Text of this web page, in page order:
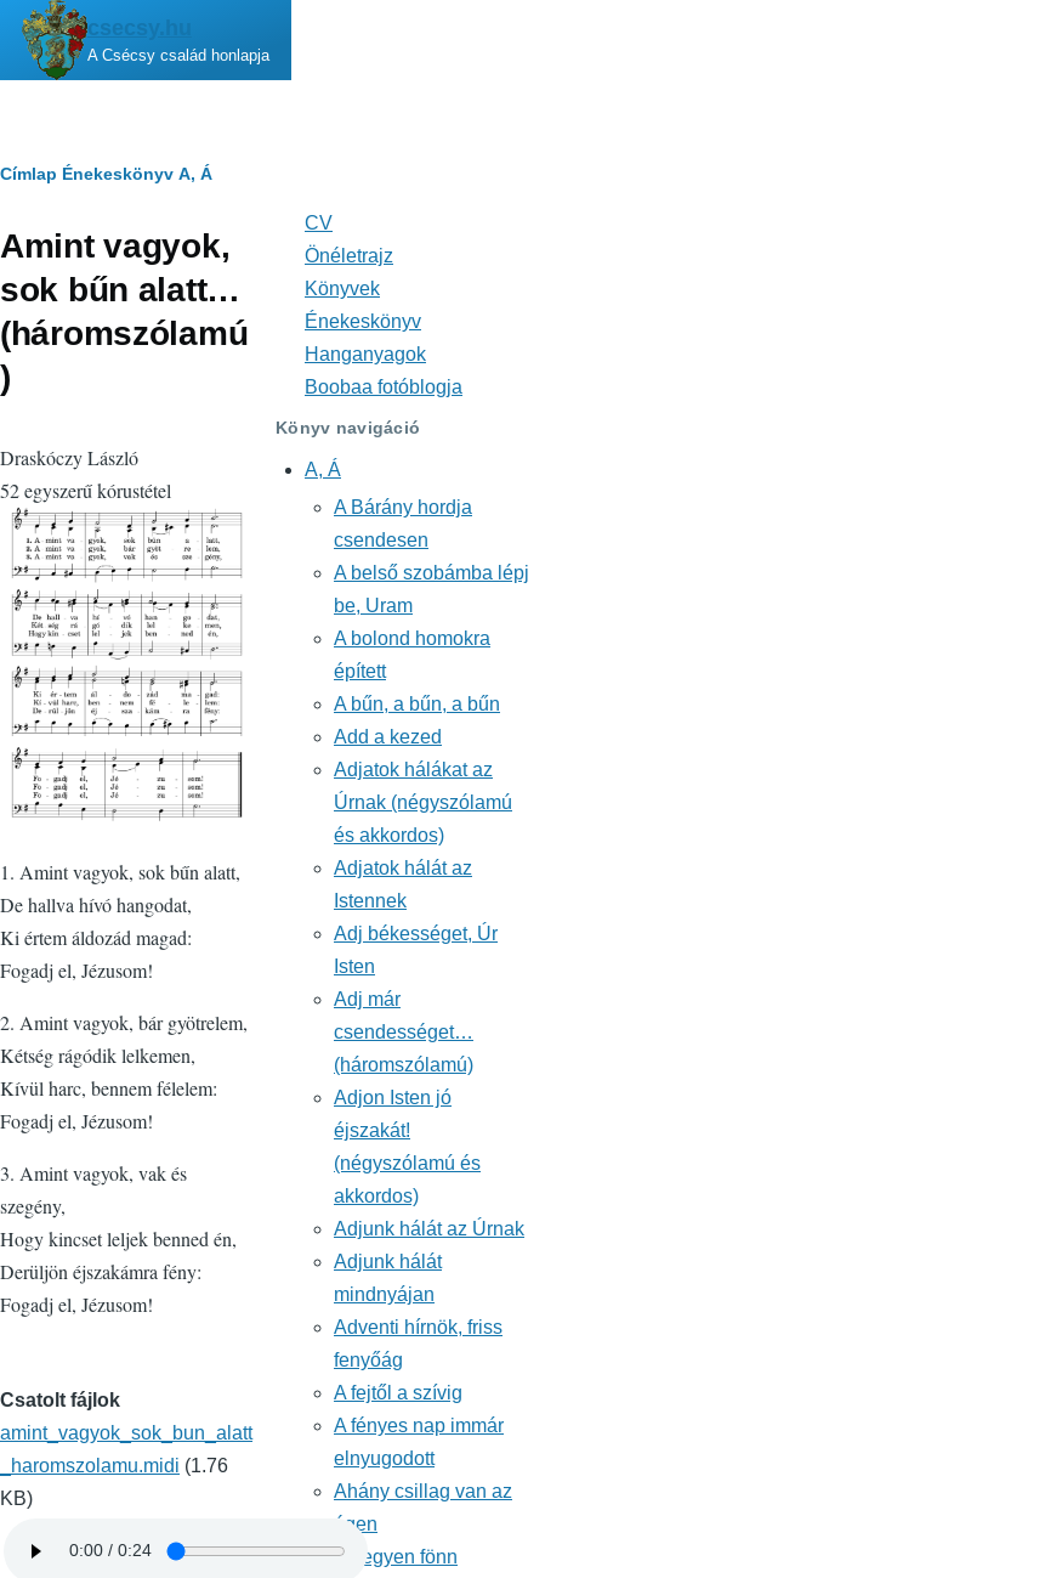
Ugrás a tartalomra
csecsy.hu
A Csécsy család honlapja
Morzsa
Címlap Énekeskönyv A, Á
Amint vagyok,
sok bűn alatt…
(háromszólamú
)
Draskóczy László
52 egyszerű kórustétel
1. Amint vagyok, sok bűn alatt,
De hallva hívó hangodat,
Ki értem áldozád magad:
Fogadj el, Jézusom!
2. Amint vagyok, bár gyötrelem,
Kétség rágódik lelkemen,
Kívül harc, bennem félelem:
Fogadj el, Jézusom!
3. Amint vagyok, vak és
szegény,
Hogy kincset leljek benned én,
Derüljön éjszakámra fény:
Fogadj el, Jézusom!
Csatolt fájlok
amint_vagyok_sok_bun_alatt
_haromszolamu.midi (1.76
KB)
navigáció
CV
Önéletrajz
Könyvek
Énekeskönyv
Hanganyagok
Boobaa fotóblogja
Könyv navigáció
A, Á
A Bárány hordja
csendesen
A belső szobámba lépj
be, Uram
A bolond homokra
épített
A bűn, a bűn, a bűn
Add a kezed
Adjatok hálákat az
Úrnak (négyszólamú
és akkordos)
Adjatok hálát az
Istennek
Adj békességet, Úr
Isten
Adj már
csendességet…
(háromszólamú)
Adjon Isten jó
éjszakát!
(négyszólamú és
akkordos)
Adjunk hálát az Úrnak
Adjunk hálát
mindnyájan
Adventi hírnök, friss
fenyőág
A fejtől a szívig
A fényes nap immár
elnyugodott
Ahány csillag van az
égen
A hegyen fönn